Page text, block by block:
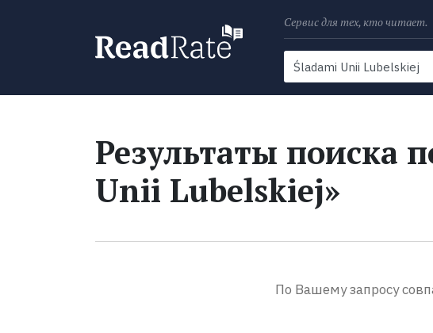
Сервис для тех, кто читает.
Поиск
Новости Рейтинги
Результаты поиска
Unii Lubelskiej»
По Вашему запросу